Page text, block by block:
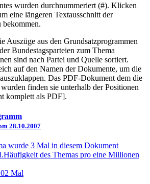
wurden durch­nummeriert (#). Klicken
eine längeren Textausschnitt der
bekommen.
Auszüge aus den Grundsatz­program­men
Bundes­tags­parteien zum Thema
sind nach Partei und Quelle sortiert.
auf den Namen der Dokumente, um die
Das PDF-Dokument dem die
finden sie unterhalb der Positionen
komplett als PDF].
28.10.2007
wurde 3 Mal in diesem Dokument
Häufigkeit des Themas pro eine Millionen
Mal